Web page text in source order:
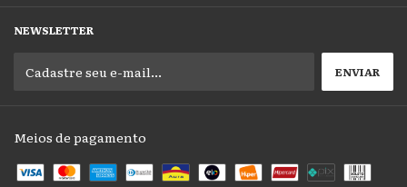
NEWSLETTER
Meios de pagamento